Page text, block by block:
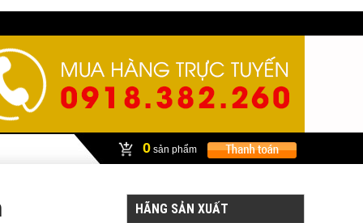
0 sản phẩm
HÃNG SẢN XUẤT